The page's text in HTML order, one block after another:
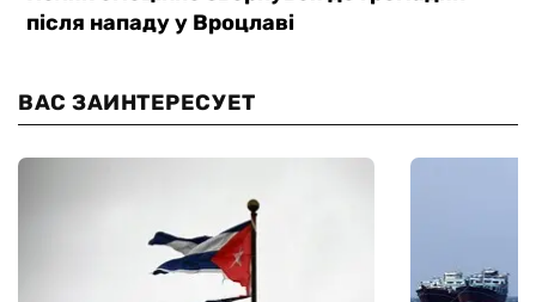
ВАС ЗАИНТЕРЕСУЕТ